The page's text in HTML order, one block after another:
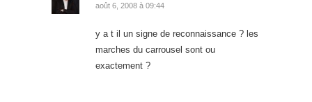
août 6, 2008 à 09:44
y a t il un signe de reconnaissance ? les
marches du carrousel sont ou
exactement ?